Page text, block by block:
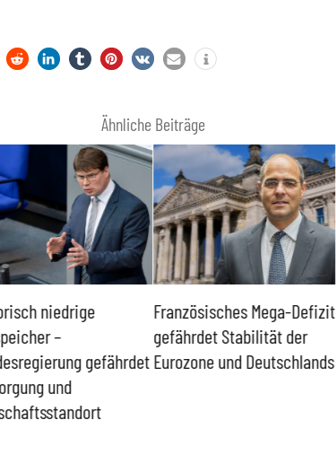
Ähnliche Beiträge
niedrige
–
gefährdet
und
Französisches Mega-Defizit
gefährdet Stabilität der
Eurozone und Deutschlands